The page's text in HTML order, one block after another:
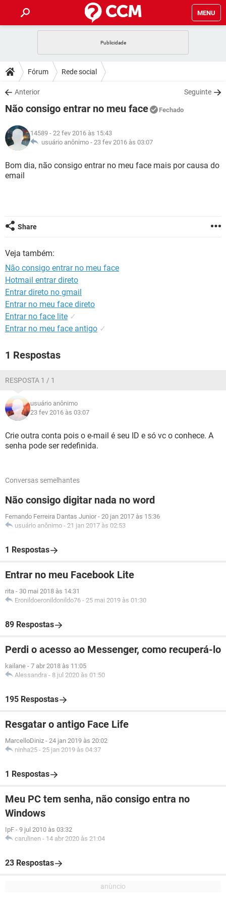
MENU
CELULAR
OUTLOOK
INSTAGRAM GMAIL
GUIA DE COMPRAS
DICAS
JOGOS
INSTAGRAM
GUIA DE COMPRAS
DOWNLOADS
JOGOS WHATSAPP
CELULAR
OUTLOOK EXCEL
INSTAGRAM GMAIL
GUIA DE COMPRAS
JOGOS
CELULAR
OUTLOOK EXCEL
GLOSSÁRIO
JOGOS WHATSAPP
CELULAR
GUIA DE COMPRAS
Fórum Rede social
Anterior Seguinte
Não consigo entrar no meu face Fechado
14589 - 22 fev 2016 às 15:43
usuário anônimo - 23 fev 2016 às 03:07
Bom dia, não consigo entrar no meu face mais por causa do
email
Share
Veja também:
Não consigo entrar no meu face
Hotmail entrar direto
Entrar direto no gmail
Entrar no meu face direto
Entrar no face lite ✓
Entrar no meu face antigo ✓
1 Respostas
RESPOSTA 1 / 1
usuário anônimo
23 fev 2016 às 03:07
Crie outra conta pois o e-mail é seu ID e só vc o conhece. A
senha pode ser redefinida.
Conversas semelhantes
Não consigo digitar nada no word
Fernando Ferreira Dantas Junior - 20 jan 2017 às 15:36
usuário anônimo - 21 jan 2017 às 02:53
1 Respostas
Entrar no meu Facebook Lite
rita - 30 mai 2018 às 14:31
Eronildoeronildonildo76 - 25 mai 2019 às 01:30
89 Respostas
Perdi o acesso ao Messenger, como recuperá-lo
kailane - 7 abr 2018 às 11:05
Alessandra - 8 jul 2020 às 01:50
195 Respostas
Resgatar o antigo Face Life
MarcelloDiniz - 24 jan 2019 às 20:02
ninha25 - 25 jan 2019 às 04:37
1 Respostas
Meu PC tem senha, não consigo entra no
Windows
IpF - 9 jul 2010 às 03:32
carulinen - 14 abr 2020 às 21:04
23 Respostas